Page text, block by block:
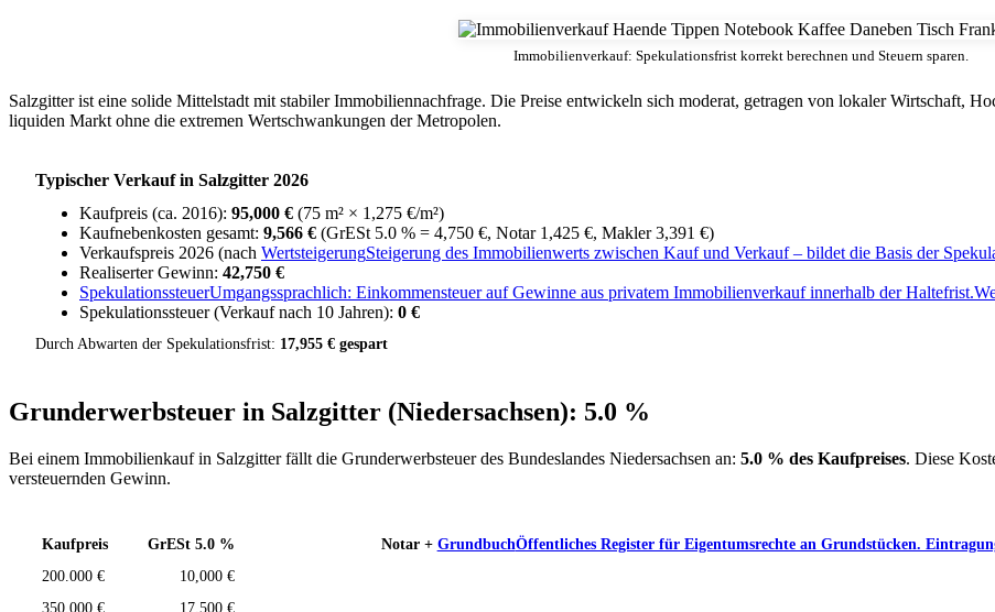
Immobilienverkauf: Spekulationsfrist korrekt berechnen und Steuern sparen.
Salzgitter ist eine solide Mittelstadt mit stabiler Immobiliennachfrage. Die Preise entwickeln sich moderat, getragen von lokaler Wirtschaft,
liquiden Markt ohne die extremen Wertschwankungen der Metropolen.
Typischer Verkauf in Salzgitter 2026
Kaufpreis (ca. 2016): 95,000 € (75 m² × 1,275 €/m²)
Kaufnebenkosten gesamt: 9,566 € (GrESt 5.0 % = 4,750 €, Notar 1,425 €, Makler 3,391 €)
Verkaufspreis 2026 (nach WertsteigerungSteigerung des Immobilienwerts zwischen Kauf und Verkauf – bildet die Basis der
Realiserter Gewinn: 42,750 €
SpekulationssteuerUmgangssprachlich: Einkommensteuer auf Gewinne aus privatem Immobilienverkauf innerhalb der Haltefrist.
Spekulationssteuer (Verkauf nach 10 Jahren): 0 €
Durch Abwarten der Spekulationsfrist: 17,955 € gespart
Grunderwerbsteuer in Salzgitter (Niedersachsen): 5.0 %
Bei einem Immobilienkauf in Salzgitter fällt die Grunderwerbsteuer des Bundeslandes Niedersachsen an: 5.0 % des Kaufpreises. Diese
versteuernden Gewinn.
Kaufpreis GrESt 5.0 % Notar + GrundbuchÖffentliches Register für Eigentumsrechte an Grundstücken.
200.000 €
10,000 €
350.000 €
17,500 €